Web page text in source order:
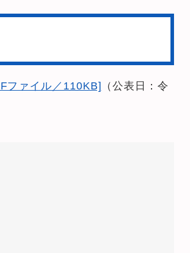
ファイル／110KB]
（公表日：令